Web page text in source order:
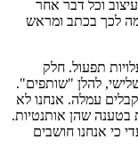
וכל דבר אחר
לכך בכתב ומראש
תפעול. חלק
להלן "שותפים".
עמלה. אנחנו לא
בטענה שהן אותנטיות.
כי אנחנו חושבים